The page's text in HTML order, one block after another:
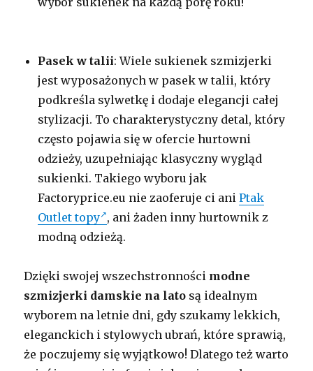
Pasek w talii: Wiele sukienek szmizjerki
jest wyposażonych w pasek w talii, który
podkreśla sylwetkę i dodaje elegancji całej
stylizacji. To charakterystyczny detal, który
często pojawia się w ofercie hurtowni
odzieży, uzupełniając klasyczny wygląd
sukienki. Takiego wyboru jak
Factoryprice.eu nie zaoferuje ci aniPtak
Outlet topy , ani żaden inny hurtownik z
modną odzieżą.
Dzięki swojej wszechstronności modne
szmizjerki damskie na lato są idealnym
wyborem na letnie dni, gdy szukamy lekkich,
eleganckich i stylowych ubrań, które sprawią,
że poczujemy się wyjątkowo! Dlatego też warto